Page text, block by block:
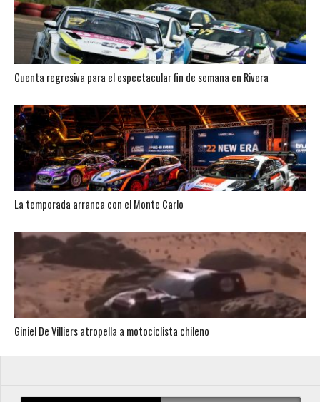
Cuenta regresiva para el espectacular fin de semana en Rivera
La temporada arranca con el Monte Carlo
Giniel De Villiers atropella a motociclista chileno